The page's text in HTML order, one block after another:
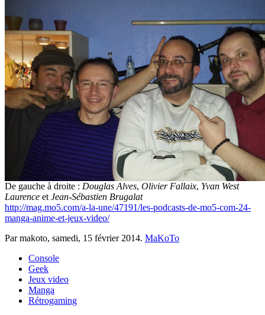
De gauche à droite : Douglas Alves, Olivier Fallaix, Yvan West
Laurence et Jean-Sébastien Brugalat
http://mag.mo5.com/a-la-une/47191/les-podcasts-de-mo5-com-24-
manga-anime-et-jeux-video/
Par makoto, samedi, 15 février 2014. MaKoTo
Console
Geek
Jeux video
Manga
Rétrogaming